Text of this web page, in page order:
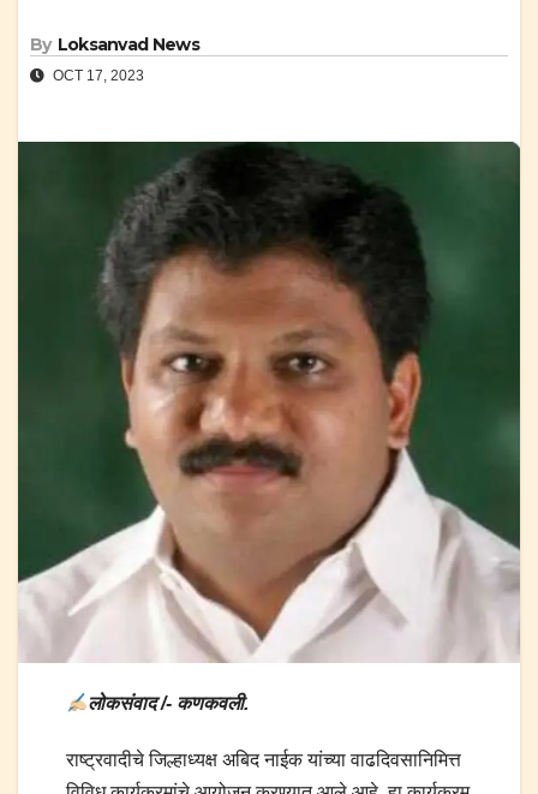
By Loksanvad News
OCT 17, 2023
लोकसंवाद /- कणकवली.
राष्ट्रवादीचे जिल्हाध्यक्ष अबिद नाईक यांच्या वाढदिवसानिमित्त